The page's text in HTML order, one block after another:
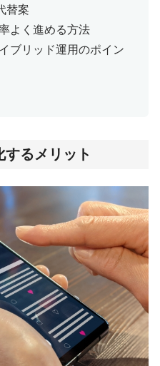
替案
よく進める方法
ブリッド運用のポイン
るメリット